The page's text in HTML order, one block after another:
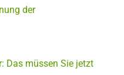
der
Das müssen Sie jetzt